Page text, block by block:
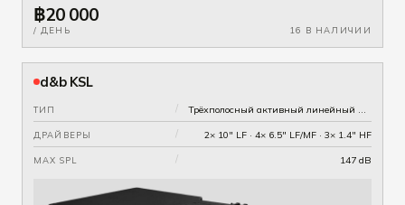
฿20 000
/ ДЕНЬ 16 В НАЛИЧИИ
d&b KSL
ТИП /
ДРАЙВЕРЫ / 2× 10" LF · 4× 6.5" LF/MF · 3× 1.4" HF
MAX SPL / 147 dB